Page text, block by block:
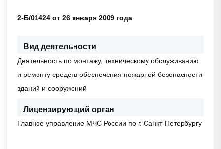
2-Б/01424 от 26 января 2009 года
Вид деятельности
Деятельность по монтажу, техническому обслуживанию
и ремонту средств обеспечения пожарной безопасности
зданий и сооружений
Лицензирующий орган
Главное управление МЧС России по г. Санкт-Петербургу